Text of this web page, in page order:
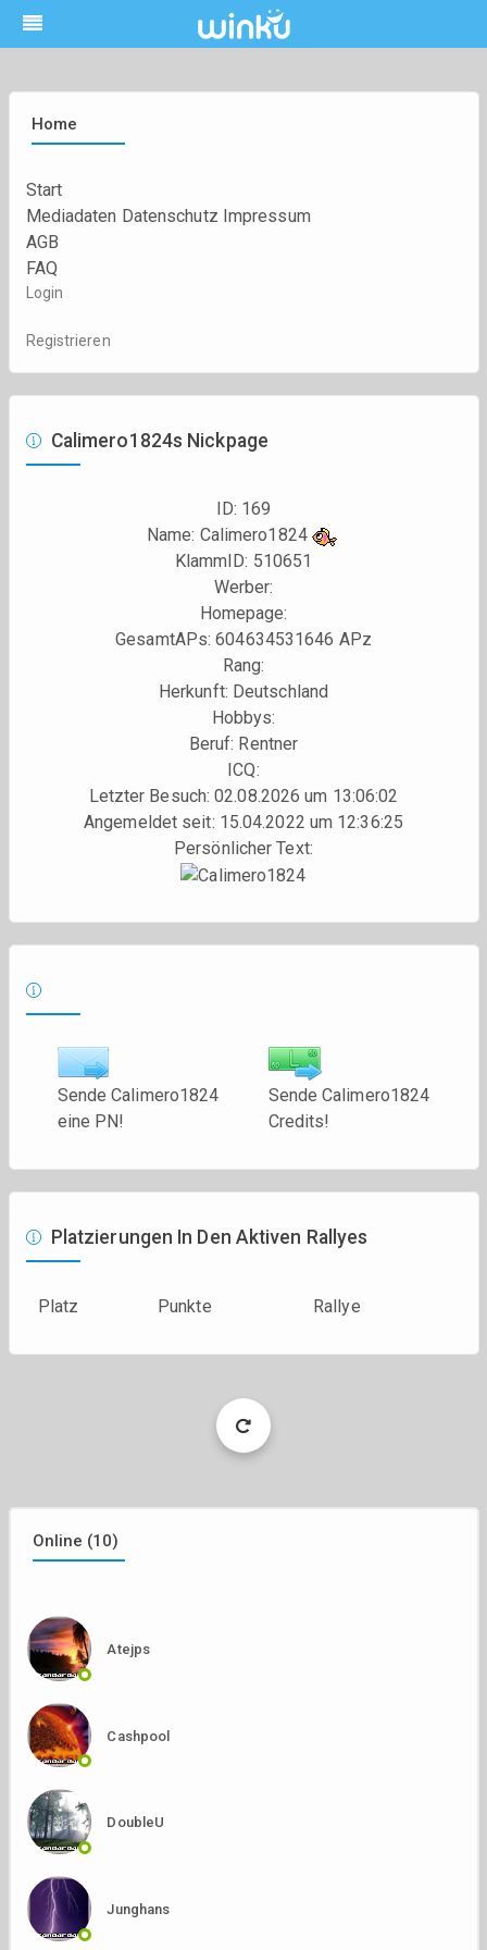
Home
Start
Mediadaten Datenschutz Impressum
AGB
FAQ
Login
Registrieren
Calimero1824s Nickpage
ID: 169
Name: Calimero1824
KlammID: 510651
Werber:
Homepage:
GesamtAPs: 604634531646 APz
Rang:
Herkunft: Deutschland
Hobbys:
Beruf: Rentner
ICQ:
Letzter Besuch: 02.08.2026 um 13:06:02
Angemeldet seit: 15.04.2022 um 12:36:25
Persönlicher Text:
Sende Calimero1824
eine PN!
Sende Calimero1824
Credits!
Platzierungen In Den Aktiven Rallyes
Platz Punkte Rallye
Load
More
Online (10)
Atejps
Cashpool
DoubleU
Junghans